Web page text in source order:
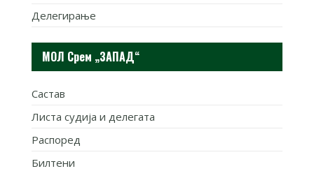
Делегирање
МОЛ Срем „ЗАПАД“
Састав
Листа судија и делегата
Распоред
Билтени